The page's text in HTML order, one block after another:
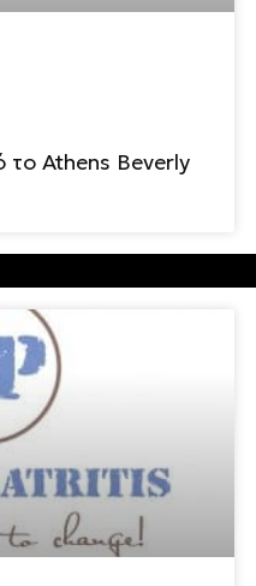
το Athens Beverly